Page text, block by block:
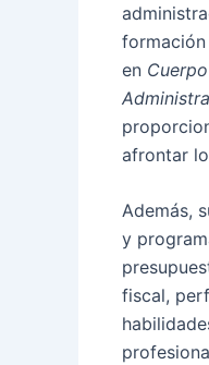
en
afrontar
Además,
y
fiscal,